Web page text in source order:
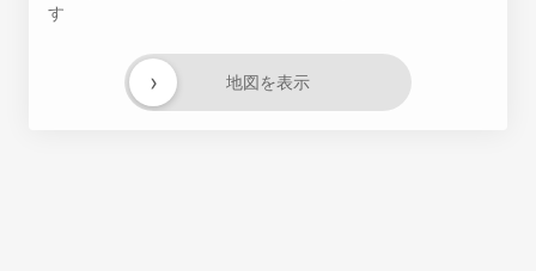
す
地図を表示
›